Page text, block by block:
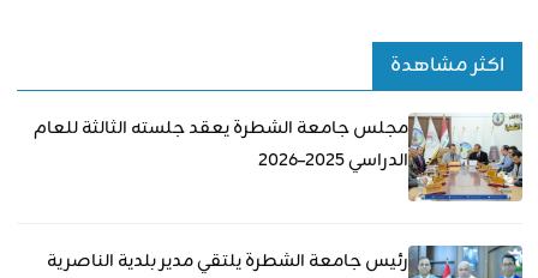
اكثر مشاهدة
مجلس جامعة الشطرة يعقد جلسته الثالثة للعام
الدراسي 2025–2026
رئيس جامعة الشطرة يلتقي مدير بلدية الناصرية